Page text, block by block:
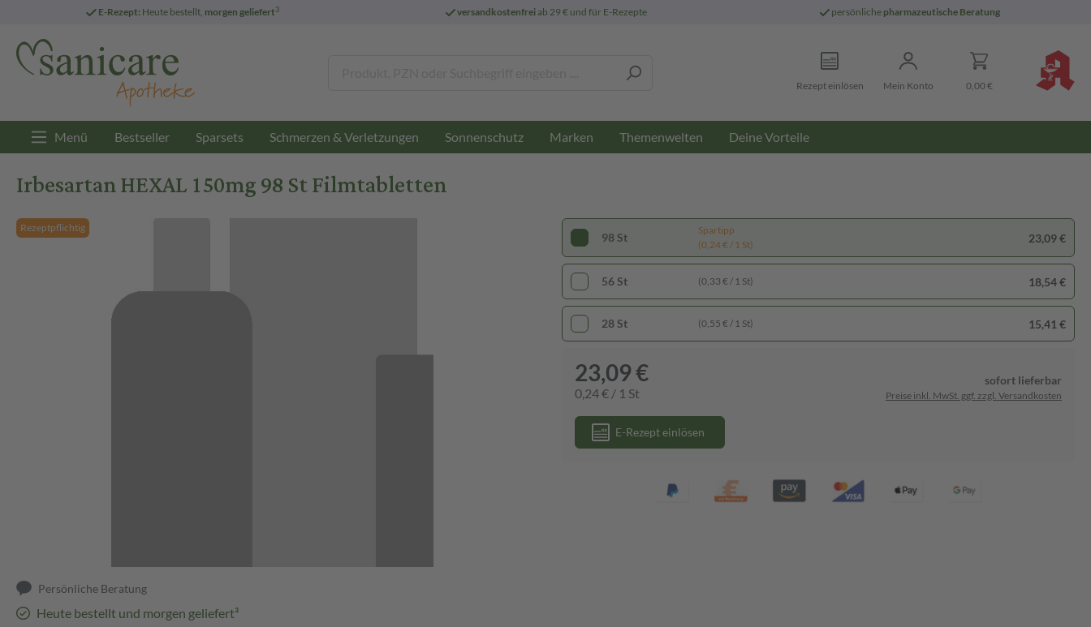
E-Rezept: Heute bestellt, morgen geliefert3 versandkostenfreiab 29 € und für E-Rezepte persönliche pharmazeutische Beratung
Rezept einlösen Mein Konto 0,00 €
Menü Bestseller Sparsets Schmerzen & Verletzungen Sonnenschutz Marken Themenwelten Deine Vorteile
Irbesartan HEXAL 150mg 98 St Filmtabletten
Rezeptpflichtig
Persönliche Beratung
Heute bestellt und morgen geliefert³
98 St
Spartipp
(0,24 € / 1 St)
23,09 €
56 St (0,33 € / 1 St) 18,54 €
28 St (0,55 € / 1 St) 15,41 €
23,09 €
0,24 € / 1 St
sofort lieferbar
Preise inkl. MwSt. ggf. zzgl. Versandkosten
E-Rezept einlösen